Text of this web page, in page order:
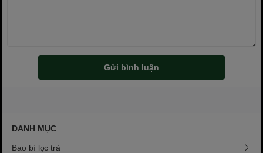
Gửi bình luận
DANH MỤC
Bao bì lọc trà